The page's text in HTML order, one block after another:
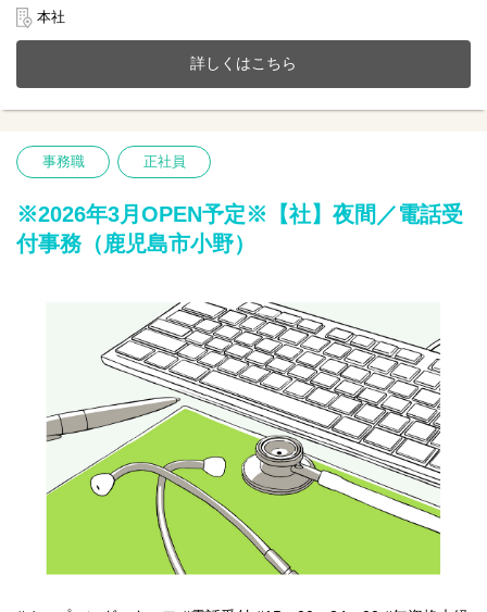
業、施設紹介事業またシステムアプリ開発などIT事業を展開。
今までのご経験やスキルを当社で発揮して頂ける方を募集してい
【仕事内容】人事総務業務全般（採用・総務メイン）
１人一台ゆったりとした作業スペースでIPOに向けた準備を含め、
る幅広い年齢層のメンバーがそろっています。
個々によって働き方も違い、多様性を活かしキャリアアップが可
□採用に関わる事務（応募者管理や調整など）
□文書作成や書類の分類・整理
本社
詳しくはこちら
事務職 正社員
※2026年3月OPEN予定※【社】夜間／電話受
付事務（鹿児島市小野）